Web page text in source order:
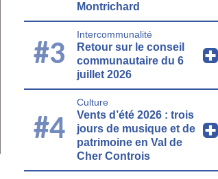
Montrichard
#3
Intercommunalité
Retour sur le conseil
communautaire du 6
juillet 2026
#4
Culture
Vents d’été 2026 : trois
jours de musique et de
patrimoine en Val de
Cher Controis